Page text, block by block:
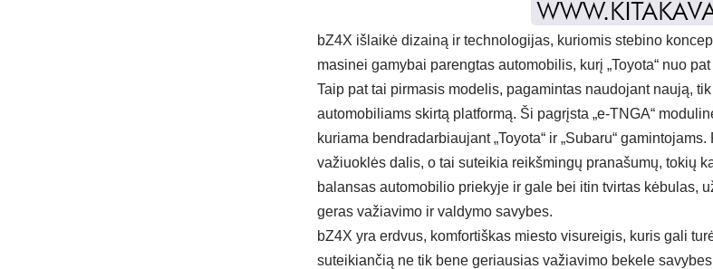
bZ4X išlaikė dizainą ir technologijas, kuriomis stebino
masinei gamybai parengtas automobilis, kurį „Toyota“ nuo
Taip pat tai pirmasis modelis, pagamintas naudojant naują,
automobiliams skirtą platformą. Ši pagrįsta „e-TNGA“
kuriama bendradarbiaujant „Toyota“ ir „Subaru“
važiuoklės dalis, o tai suteikia reikšmingų pranašumų, tokių
balansas automobilio priekyje ir gale bei itin tvirtas kėbulas,
geras važiavimo ir valdymo savybes.
bZ4X yra erdvus, komfortiškas miesto visureigis, kuris gali
suteikiančią ne tik bene geriausias važiavimo bekele